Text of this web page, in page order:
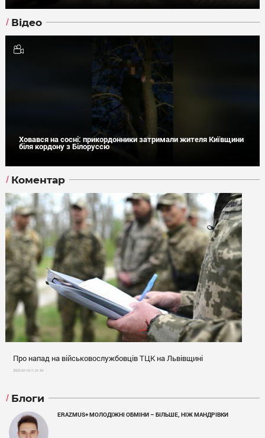
Відео
Ховався на сосні: прикордонники затримали жителя Київщини
біля кордону з Білоруссю
Коментар
Про напад на військовослужбовців ТЦК на Львівщині
2025-02-19 11:31:54
Блоги
ERAZMUS+ МОЛОДІЖНІ ОБМІНИ – БІЛЬШЕ, НІЖ МАНДРІВКИ